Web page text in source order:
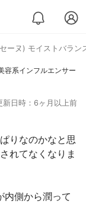
ーヌ) モイストバラン
容系インフルエンサー
新日時：6ヶ月以上前
りなのかなと思
れてなくなりま
側から潤って